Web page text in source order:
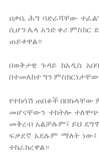
ዐቃቤ ሕግ ባድራሻቸው
ሲሆን ሌላ አንድ ቀሪ ምስክር
ጠይቀዋል።
በወቅታዊ ጉዳይ ከአዲስ
በተመለከተ ግን
የተከሳሽ ጠበቆች በበኩላቸው
መሆናቸውን ተከትሎ
መቅረብ አልቻሉም፤ ይህ
ፍቃደኛ አደሉም ማለት
ተከራክረዋል።